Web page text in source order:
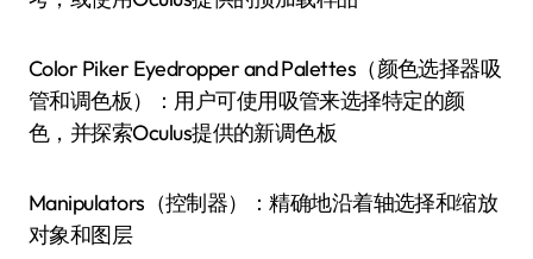
Color Piker Eyedropper and Palettes（颜色选择器吸
管和调色板）：用户可使用吸管来选择特定的颜
色，并探索Oculus提供的新调色板
Manipulators（控制器）：精确地沿着轴选择和缩放
对象和图层